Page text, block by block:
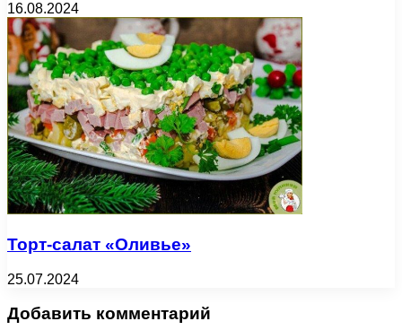
16.08.2024
Торт-салат «Оливье»
25.07.2024
Добавить комментарий